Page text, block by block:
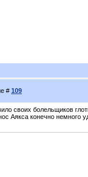
# 109
своих болельщиков
Аякса конечно немного